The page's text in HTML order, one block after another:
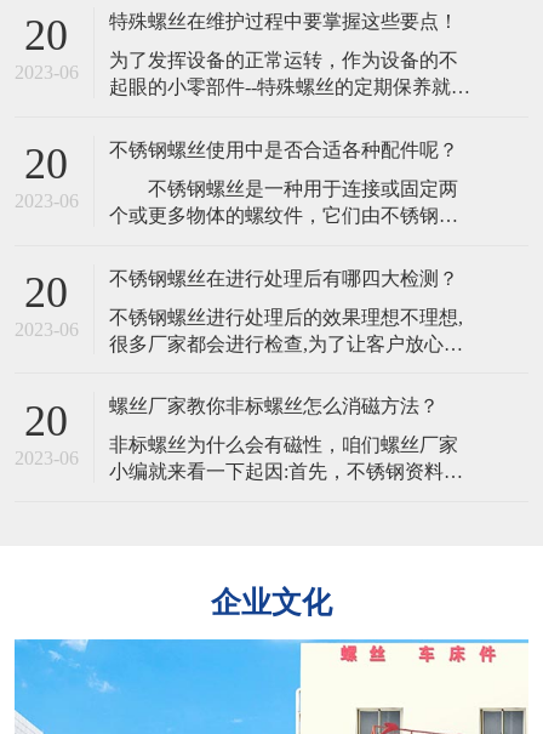
用。 1. 材质不同 不锈钢螺丝是由
不锈钢材料制成，不易生锈，能够长期使
用，有较好的耐腐蚀性，同时具有高压强
度和强韧性，镀锌螺丝则是以普通钢螺栓
的保护膜，
20
2023-06
特殊螺丝在维护过程中要掌握这些要点！
​为了发挥设备的正常运转，作为设备的不
起眼的小零部件--特殊螺丝的定期保养就显
那么为了防止特殊螺丝出现一些问题，在
维护的时候一定要注意那方面。​一，去杂
物特殊螺丝在淬火之后需要用硅酸盐清
洁，清洗完毕还需要水洗。所以为防止出
细。2
20
2023-06
不锈钢螺丝使用中是否合适各种配件呢？
​ 不锈钢螺丝是一种用于连接或固定两
个或更多物体的螺纹件，它们由不锈钢制
和长寿命的特点，不锈钢螺丝的韧性是其
能够承受冲击和振动的能力。不同的材质
会影响其韧性。​ 不锈钢螺丝的主要特
点是其抗腐蚀性，不同材质的不锈钢螺丝
同 不锈钢
20
2023-06
不锈钢螺丝在进行处理后有哪四大检测？
​不锈钢螺丝进行处理后的效果理想不理想,
很多厂家都会进行检查,为了让客户放心。
钢螺丝是否适合也可以自行检查,主要有以
丝外观的检验是从外观,电镀层等各方面进
行检验。二,螺丝镀层厚度的检验1、量具
20
2023-06
螺丝厂家教你非标螺丝怎么消磁方法？
​非标螺丝为什么会有磁性，咱们螺丝厂家
小编就来看一下起因:首先，不锈钢资料是
产生马氏体相变，铁素体跟马氏体都有磁
企业文化